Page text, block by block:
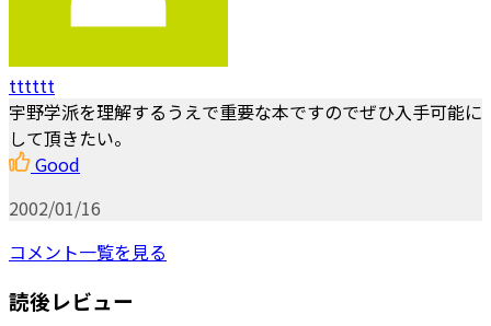
tttttt
宇野学派を理解するうえで重要な本ですのでぜひ入手可能に
して頂きたい。
Good
2002/01/16
コメント一覧を見る
読後レビュー